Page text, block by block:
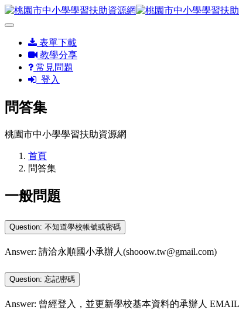
表單下載
教學分享
常見問題
登入
問答集
桃園市中小學學習扶助資源網
首頁
問答集
一般問題
Question: 不知道學校帳號或密碼
Answer: 請洽永順國小承辦人(shooow.tw@gmail.com)
Question: 忘記密碼
Answer: 曾經登入，並更新學校基本資料的承辦人